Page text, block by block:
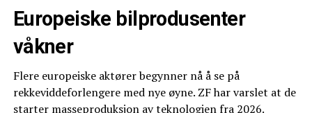
Europeiske bilprodusenter
våkner
Flere europeiske aktører begynner nå å se på
rekkeviddeforlengere med nye øyne. ZF har varslet at de
starter masseproduksjon av teknologien fra 2026.